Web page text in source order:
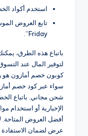
استخدم أكواد
Friday”.
باتباع هذه الطرق،
لتوفير المال عند
كوبون خصم أمازون هو
سواء عبر كود خصم
شحن مجاني. باتباع
الإخبارية أو استخدام
أفضل العروض المتاحة.
عرض لضمان